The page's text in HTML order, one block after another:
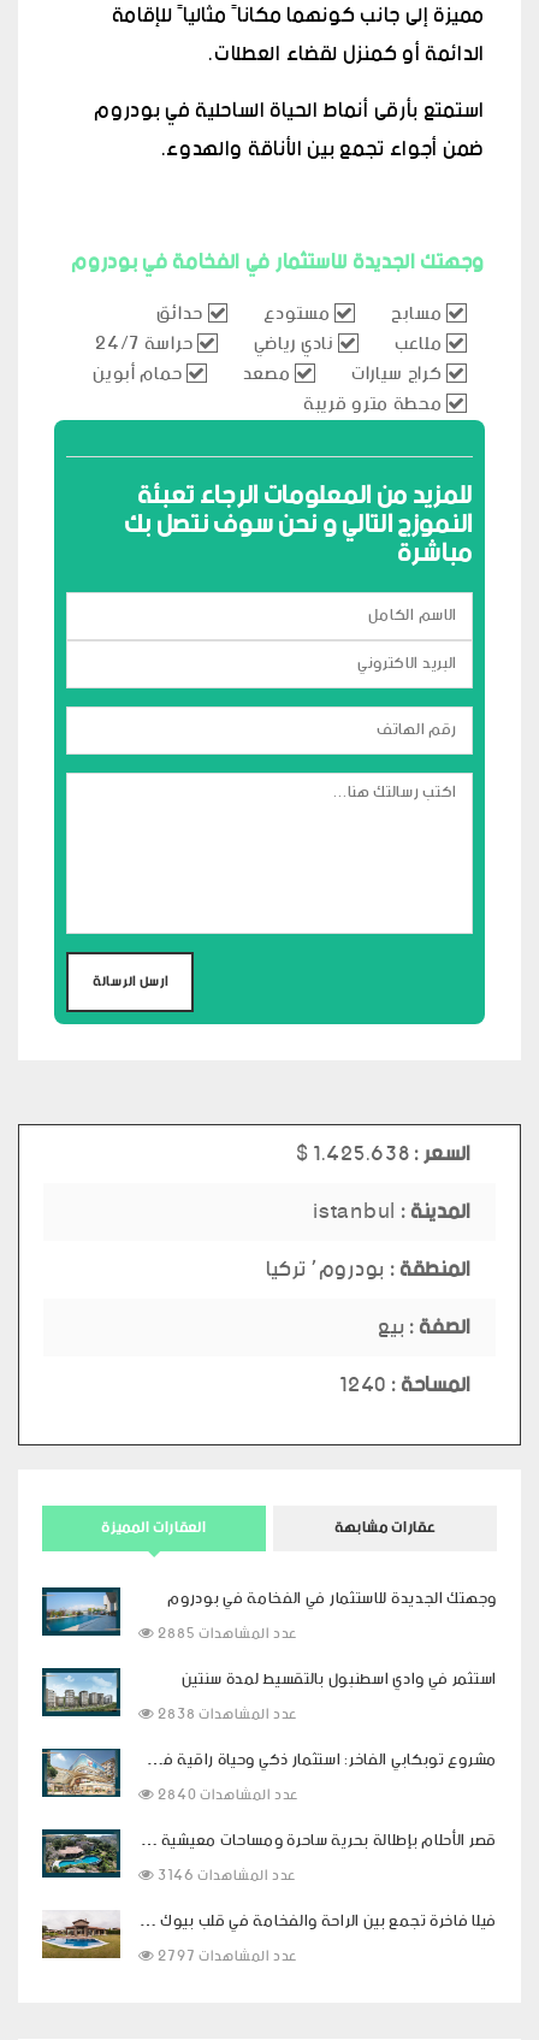
مميزة إلى جانب كونهما مكاناً مثالياً للإقامة
الدائمة أو كمنزل لقضاء العطلات.
استمتع بأرقى أنماط الحياة الساحلية في بودروم
ضمن أجواء تجمع بين الأناقة والهدوء.
وجهتك الجديدة للاستثمار في الفخامة في بودروم
مسابح مستودع
ملاعب نادي رياضي
كراج سيارات مصعد
محطة مترو قريبة
للمزيد من المعلومات الرجاء تعبئة
النموزج التالي و نحن سوف نتصل بك
مباشرة
السعر :
المدينة :
المنطقة :بودروم٬ تركيا
الصفة :بيع
المساحة :
العقارات المميزة عقارات مشابهة
وجهتك الجديدة للاستثمار في الفخامة في بودروم
2885 عدد المشاهدات
استثمر في وادي اسطنبول بالتقسيط لمدة سنتين
2838 عدد المشاهدات
مشروع توبكابي الفاخر: استثمار ذكي وحياة راقية في قلب اسطنبول
2840 عدد المشاهدات
قصر الأحلام بإطلالة بحرية ساحرة ومساحات معيشية فاخرة في بودروم
3146 عدد المشاهدات
فيلا فاخرة تجمع بين الراحة والفخامة في قلب بيوك شكمجة
2797 عدد المشاهدات